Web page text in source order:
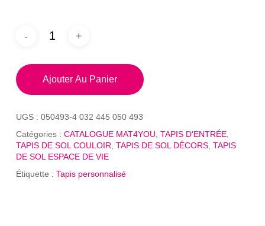
Ajouter Au Panier
UGS : 050493-4 032 445 050 493
Catégories : CATALOGUE MAT4YOU TAPIS D'ENTRÉE,
TAPIS DE SOL COULOIR TAPIS DE SOL DÉCORS, TAPIS
DE SOL ESPACE DE VIE
Étiquette : Tapis personnalisé